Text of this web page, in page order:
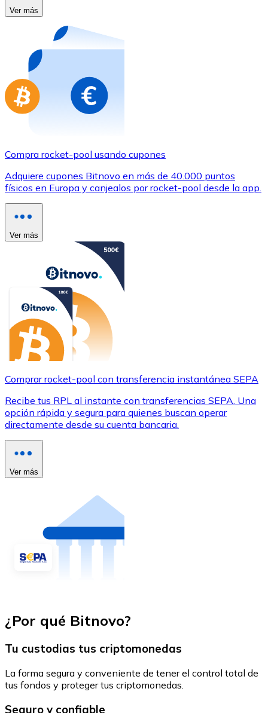
Compra tarjetas regalo de tus marcas favoritas con
Ir a la tienda de tarjetas regalo
Ver más
Compra rocket-pool usando cupones
Adquiere cupones Bitnovo en más de 40.000 puntos
físicos en Europa y canjealos por rocket-pool desde la app.
Ver más
Comprar rocket-pool con transferencia instantánea SEPA
Recibe tus RPL al instante con transferencias SEPA. Una
opción rápida y segura para quienes buscan operar
directamente desde su cuenta bancaria.
Ver más
¿Por qué Bitnovo?
Tu custodias tus criptomonedas
La forma segura y conveniente de tener el control total de
tus fondos y proteger tus criptomonedas.
Seguro y confiable